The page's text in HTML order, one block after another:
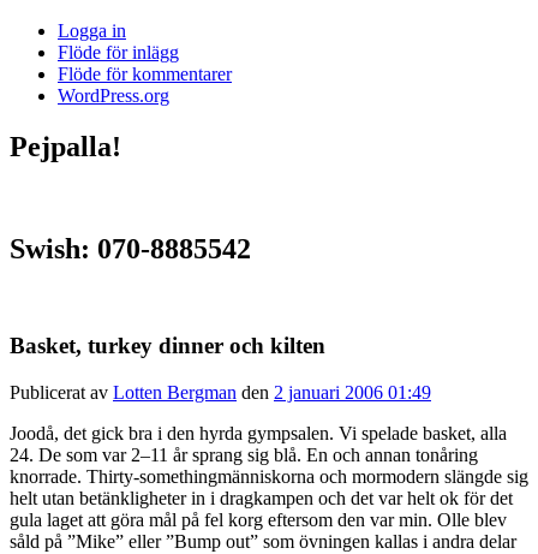
Logga in
Flöde för inlägg
Flöde för kommentarer
WordPress.org
Pejpalla!
Swish: 070-8885542
Basket, turkey dinner och kilten
Publicerat av Lotten Bergman den 2 januari 2006 01:49
Joodå, det gick bra i den hyrda gympsalen. Vi spelade basket, alla
24. De som var 2–11 år sprang sig blå. En och annan tonåring
knorrade. Thirty-somethingmänniskorna och mormodern slängde sig
helt utan betänkligheter in i dragkampen och det var helt ok för det
gula laget att göra mål på fel korg eftersom den var min. Olle blev
såld på ”Mike” eller ”Bump out” som övningen kallas i andra delar